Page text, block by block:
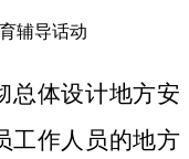
辅导话动
总体设计地方安
工作人员的地方